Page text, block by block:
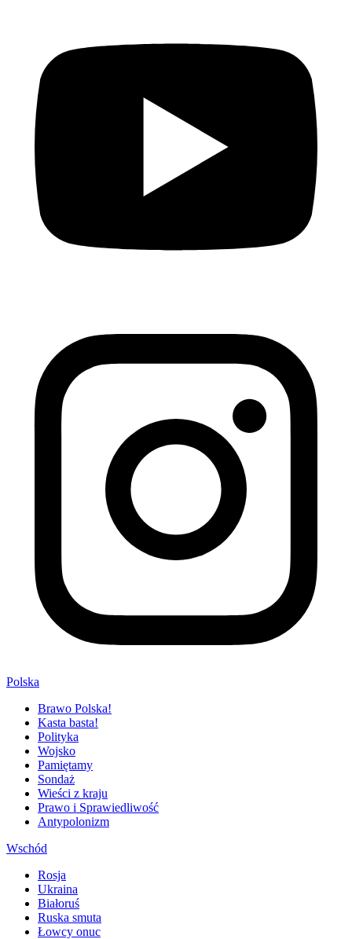
Polska
Brawo Polska!
Kasta basta!
Polityka
Wojsko
Pamiętamy
Sondaż
Wieści z kraju
Prawo i Sprawiedliwość
Antypolonizm
Wschód
Rosja
Ukraina
Białoruś
Ruska smuta
Łowcy onuc